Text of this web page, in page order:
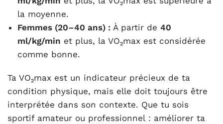
la moyenne.
Femmes (20–40 ans) : À partir de 40
ml/kg/min et plus, la VO₂max est considérée
comme bonne.
Ta VO₂max est un indicateur précieux de ta
condition physique, mais elle doit toujours être
interprétée dans son contexte. Que tu sois
sportif amateur ou professionnel : améliorer ta